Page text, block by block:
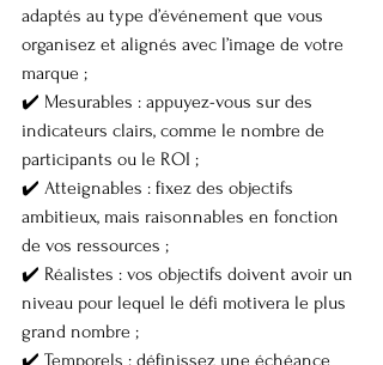
adaptés au type d’événement que vous
organisez et alignés avec l’image de votre
marque ;
✔️ Mesurables : appuyez-vous sur des
indicateurs clairs, comme le nombre de
participants ou le ROI ;
✔️ Atteignables : fixez des objectifs
ambitieux, mais raisonnables en fonction
de vos ressources ;
✔️ Réalistes : vos objectifs doivent avoir un
niveau pour lequel le défi motivera le plus
grand nombre ;